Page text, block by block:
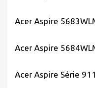
Acer Aspire
Acer Aspire
Acer Aspire Série